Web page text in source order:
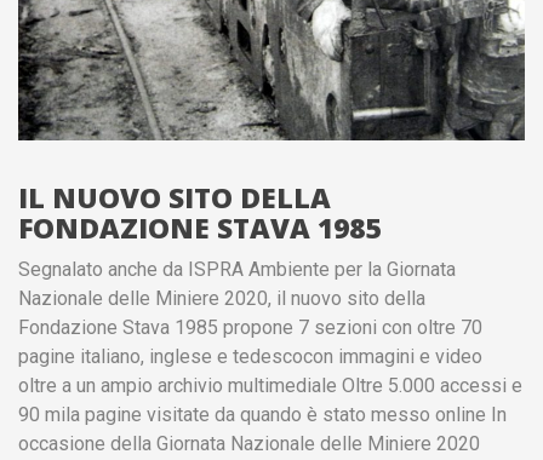
IL NUOVO SITO DELLA
FONDAZIONE STAVA 1985
Segnalato anche da ISPRA Ambiente per la Giornata
Nazionale delle Miniere 2020, il nuovo sito della
Fondazione Stava 1985 propone 7 sezioni con oltre 70
pagine italiano, inglese e tedescocon immagini e video
oltre a un ampio archivio multimediale Oltre 5.000 accessi e
90 mila pagine visitate da quando è stato messo online In
occasione della Giornata Nazionale delle Miniere 2020